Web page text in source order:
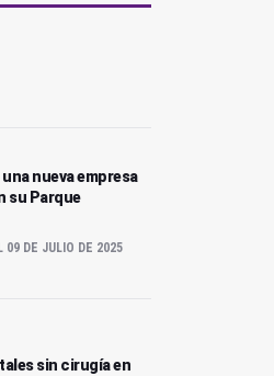
nueva empresa
su Parque
09 DE JULIO DE 2025
sin cirugía en